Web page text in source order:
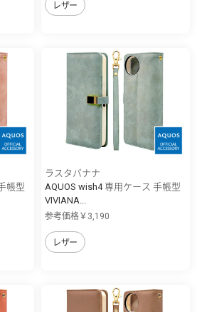
レザー
帳型
ラスタバナナ
AQUOS wish4 専用ケース 手帳型
VIVIANA...
参考価格￥3,190
レザー